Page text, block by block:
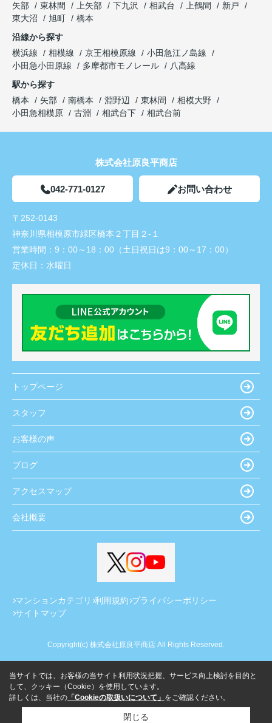
矢部
東林間 上矢部 下九沢 相武台 上鶴間
新戸
東大沼
旭町
橋本
沿線から探す
横浜線
相模線 京王相模原線
小田急江ノ島線
小田急小田原線
多摩都市モノレール
八高線
駅から探す
橋本
矢部 南橋本 淵野辺 東林間
相模大野
小田急相模原
古淵 相武台下 相武台前
株式会社原良平商店
042-771-0127 お問い合わせ
〒252-0143
神奈川県相模原市緑区橋本２丁目２-１
営業時間： 9：00～18：00（土日祝日は9：00～17：00）
定休日： 水曜日
トップページ
スタッフ
お客様の声
ブログ
アクセスマップ
会社概要
マンションカテゴリ 利用規約 プライバシーポリシー
サイトマップ
Copyright(c) 株式会社原良平商店 All Rights Reserved.
当サイトでは、お客様の当サイト利用状況把握、サービス向上検討を目的と
して、クッキー（Cookie）を使用しています。
詳しくは、当社の 「Cookieの取扱いについて」 をご確認ください。
閉じる